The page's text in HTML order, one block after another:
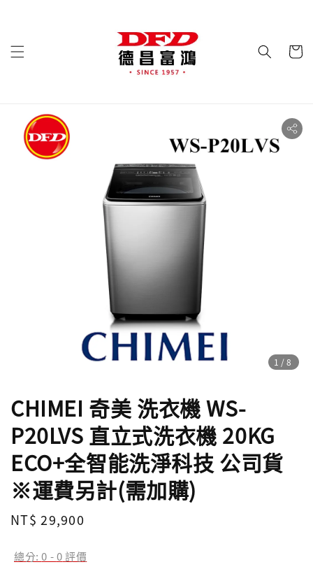
1 /8
CHIMEI 奇美 洗衣機 WS-
P20LVS 直立式洗衣機 20KG
ECO+全智能洗淨科技 公司貨
※運費另計(需加購)
Regular
NT$ 29,900
總分:0 -0評價